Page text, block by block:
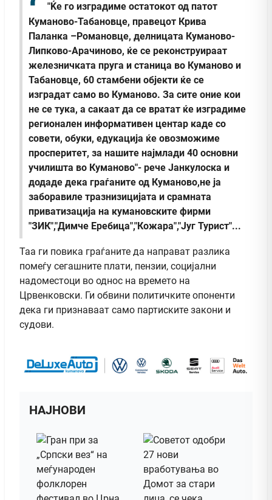
"Ќе го изградиме остатокот од патот
Куманово-Табановце, правецот Крива
Паланка –Романовце, делницата Куманово-
Липково-Арачиново, ќе се реконструираат
железничката пруга и станица во Куманово и
Табановце, 60 стамбени објекти ќе се
изградат само во Куманово. За сите оние кои
не се тука, а сакаат да се вратат ќе изградиме
регионален информативен центар каде со
совети, обуки, едукација ќе овозможиме
просперитет, за нашите најмлади 40 основни
училишта во Куманово"- рече Јанкулоска и
додаде дека граѓаните од Куманово,не ја
заборавиле тразнизицијата и срамната
приватизација на кумановските фирми
"ЗИК","Димче Еребица","Кожара","Југ Турист"...
Таа ги повика граѓаните да направат разлика
помеѓу сегашните плати, пензии, социјални
надоместоци во однос на времето на
Црвенковски. Ги обвини политичките опоненти
дека ги признаваат само партиските закони и
судови.
НАЈНОВИ